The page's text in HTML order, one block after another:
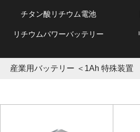
チタン酸リチウム電池
リチウムパワーバッテリー
産業用バッテリー ＜1Ah 特殊装置